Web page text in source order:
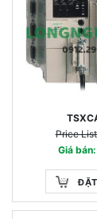
Price
Giá